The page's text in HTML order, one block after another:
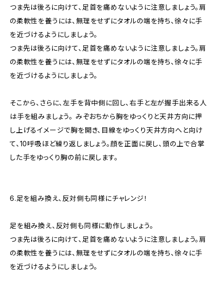
つま先は後ろに向けて、足首を痛めないように注意しましょう。肩
の柔軟性を養うには、無理をせずにタオルの端を持ち、徐々に手
を近づけるようにしましょう。
つま先は後ろに向けて、足首を痛めないように注意しましょう。肩
の柔軟性を養うには、無理をせずにタオルの端を持ち、徐々に手
を近づけるようにしましょう。
そこから、さらに、左手を背中側に回し、右手と左が握手出来る人
は手を組みましょう。 みぞおちから胸をゆっくりと天井方向に押
し上げるイメージで胸を開き、目線をゆっくり天井方向へと向け
て、10呼吸ほど繰り返しましょう。顔を正面に戻し、頭の上で合掌
した手をゆっくり胸の前に戻します。
6.足を組み換え、反対側も同様にチャレンジ！
足を組み換え、反対側も同様に動作しましょう。
つま先は後ろに向けて、足首を痛めないように注意しましょう。肩
の柔軟性を養うには、無理をせずにタオルの端を持ち、徐々に手
を近づけるようにしましょう。